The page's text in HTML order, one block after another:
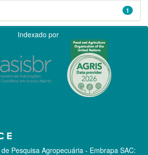
1
Indexado por
Pesquisa Agropecuária - Embrapa SAC: